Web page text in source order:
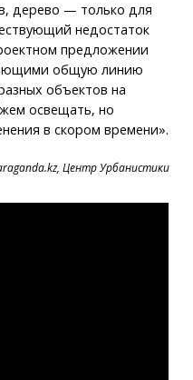
дерево — только для
недостаток
предложении
общую линию
объектов на
освещать, но
в скором времени».
Центр Урбанистики